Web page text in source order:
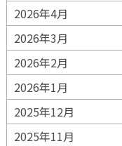
2026年4月
2026年3月
2026年2月
2026年1月
2025年12月
2025年11月